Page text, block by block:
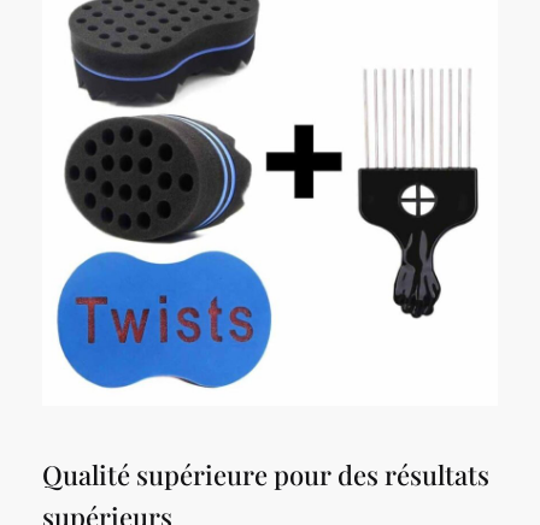
Qualité supérieure pour des résultats
supérieurs